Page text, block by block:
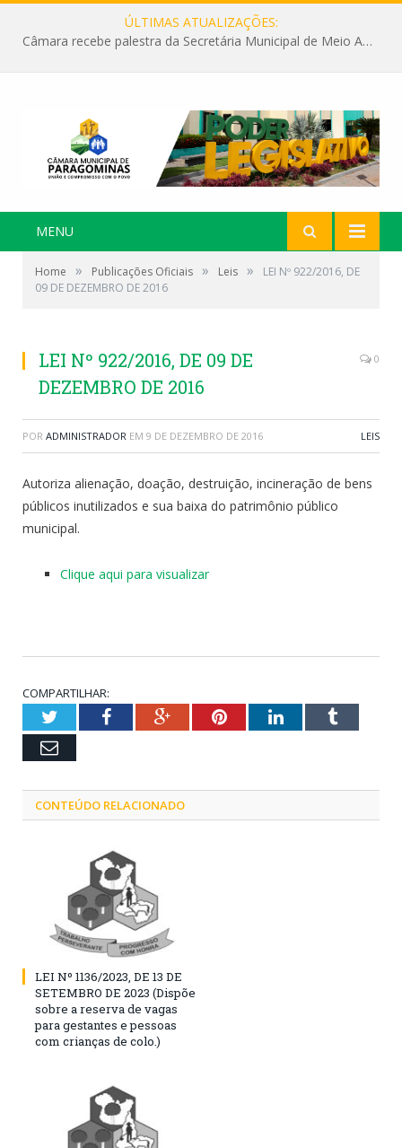
ÚLTIMAS ATUALIZAÇÕES:
Câmara recebe palestra da Secretária Municipal de Meio Ambiente sobre as ações da “SEMANA DO MEIO AMBIENTE”
MENU
Home » Publicações Oficiais » Leis »
LEI Nº 922/2016, DE
09 DE DEZEMBRO DE 2016
LEI Nº 922/2016, DE 09 DE
DEZEMBRO DE 2016
0
POR ADMINISTRADOR EM 9 DE DEZEMBRO DE 2016 LEIS
Autoriza alienação, doação, destruição, incineração de bens
públicos inutilizados e sua baixa do patrimônio público
municipal.
Clique aqui para visualizar
COMPARTILHAR:
TwitterFacebookGoogle+PinterestLinkedInTumblr
Email
CONTEÚDO RELACIONADO
LEI Nº 1136/2023, DE 13 DE
SETEMBRO DE 2023 (Dispõe
sobre a reserva de vagas
para gestantes e pessoas
com crianças de colo.)